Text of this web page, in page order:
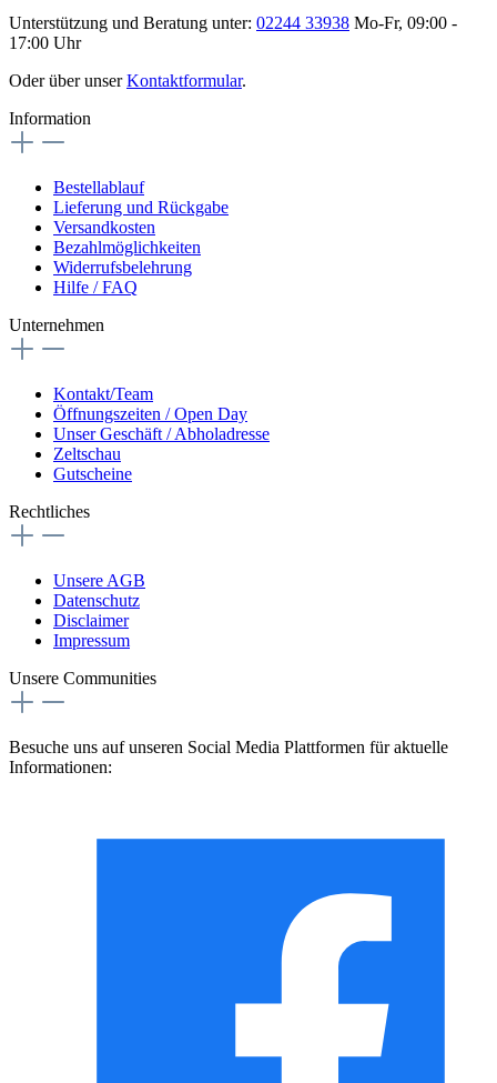
Unterstützung und Beratung unter: 02244 33938 Mo-Fr, 09:00 -
17:00 Uhr
Oder über unserKontaktformular.
Information
Bestellablauf
Lieferung und Rückgabe
Versandkosten
Bezahlmöglichkeiten
Widerrufsbelehrung
Hilfe / FAQ
Unternehmen
Kontakt/Team
Öffnungszeiten / Open Day
Unser Geschäft / Abholadresse
Zeltschau
Gutscheine
Rechtliches
Unsere AGB
Datenschutz
Disclaimer
Impressum
Unsere Communities
Besuche uns auf unseren Social Media Plattformen für aktuelle
Informationen: